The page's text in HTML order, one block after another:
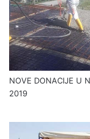
NOVE DONACIJE U
2019